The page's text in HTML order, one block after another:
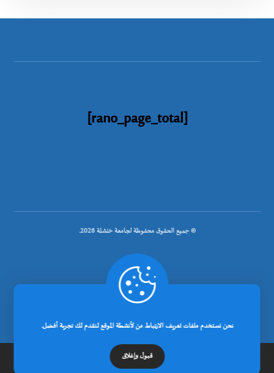
[rano_page_total]
© جميع الحقوق محفوظة لجامعة خنشلة 2026.
.
نحن نستخدم ملفات تعريف الارتباط من لأنشطة الموقع لنقدم لك تجربة أفضل.
قبول وإغلاق